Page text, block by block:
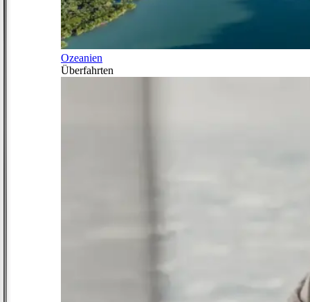
Ozeanien
Überfahrten